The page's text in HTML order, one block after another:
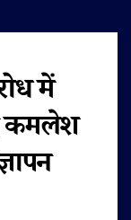
में
कमलेश